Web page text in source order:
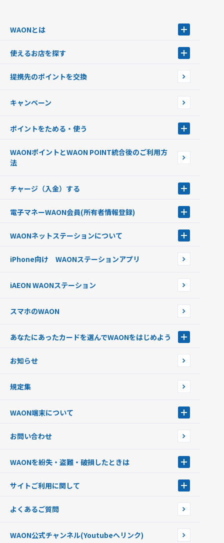
WAONとは
WAONを申込む
インターネット上でのお買い物について（ネット決済）
使えるお店を探す
店舗検索
イオン銀行ATM設置場所
提携先のポイントを交換
キャンペーン
ポイントをためる・使う
ポイントの有効期限について
WAONポイントとWAON POINT統合後のご利用方
法
チャージ（入金）する
現金でチャージする
銀行口座・ATMからチャージする
オートチャージ
ポイントからチャージする
チャージ上限金額の変更について
電子マネーWAON会員(所有者情報登録)
WAON POINTサービス会員登録に伴う個人データの共同利用のお知
WAONネットステーションについて
WAONネットステーションWAON端末について
iPhone向け WAONステーションアプリ
iAEON WAONステーション
スマホのWAON
あなたにあったカードを選んでWAONをはじめよう
フードバンク応援WAON
ご当地WAON
G.G WAON
WAONカード・WAONカードプラス
モバイルWAON
提携WAONカード
お知らせ
規定集
WAON端末について
WAONネットステーション
新型WAONステーション
WAONチャージャーmini
お問い合わせ
WAONを紛失・盗難・破損したときは
WAONカードの拾得について
サイトご利用に関して
企業情報
よくあるご質問
WAON公式チャンネル(Youtubeへリンク)